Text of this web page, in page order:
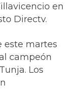
en
Directv.
este martes
campeón
Los